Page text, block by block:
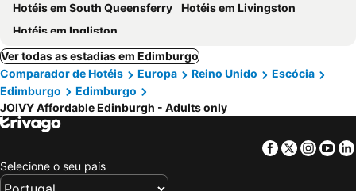
Hotéis em South Queensferry
Hotéis em Livingston
Hotéis em Ingliston
Ver todas as estadias em Edimburgo
Comparador de Hotéis
Europa Reino Unido
Escócia
Edimburgo
Edimburgo
JOIVY Affordable Edinburgh - Adults only
Facebook
Twitter
Selecione o seu país